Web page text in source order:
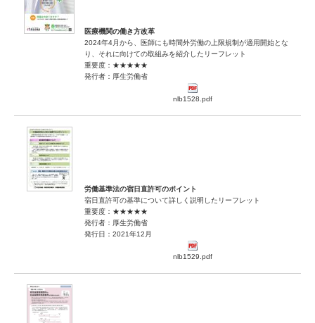
医療機関の働き方改革
2024年4月から、医師にも時間外労働の上限規制が適用開始とな
り、それに向けての取組みを紹介したリーフレット
重要度：★★★★★
発行者：厚生労働省
nlb1528.pdf
労働基準法の宿日直許可のポイント
宿日直許可の基準について詳しく説明したリーフレット
重要度：★★★★★
発行者：厚生労働省
発行日：2021年12月
nlb1529.pdf